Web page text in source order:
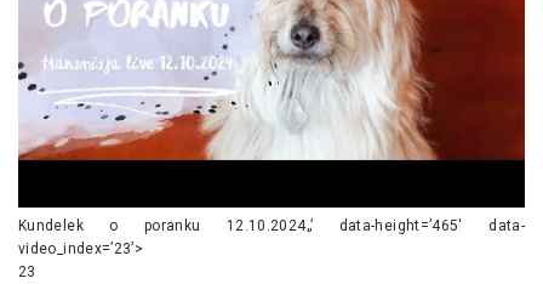
Kundelek o poranku 12.10.2024„’ data-height=’465′ data-
video_index=’23’>
23